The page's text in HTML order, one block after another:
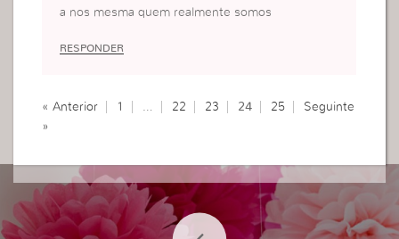
a nos mesma quem realmente somos
RESPONDER
« Anterior 1 … 22 23 24 25
Seguinte
»